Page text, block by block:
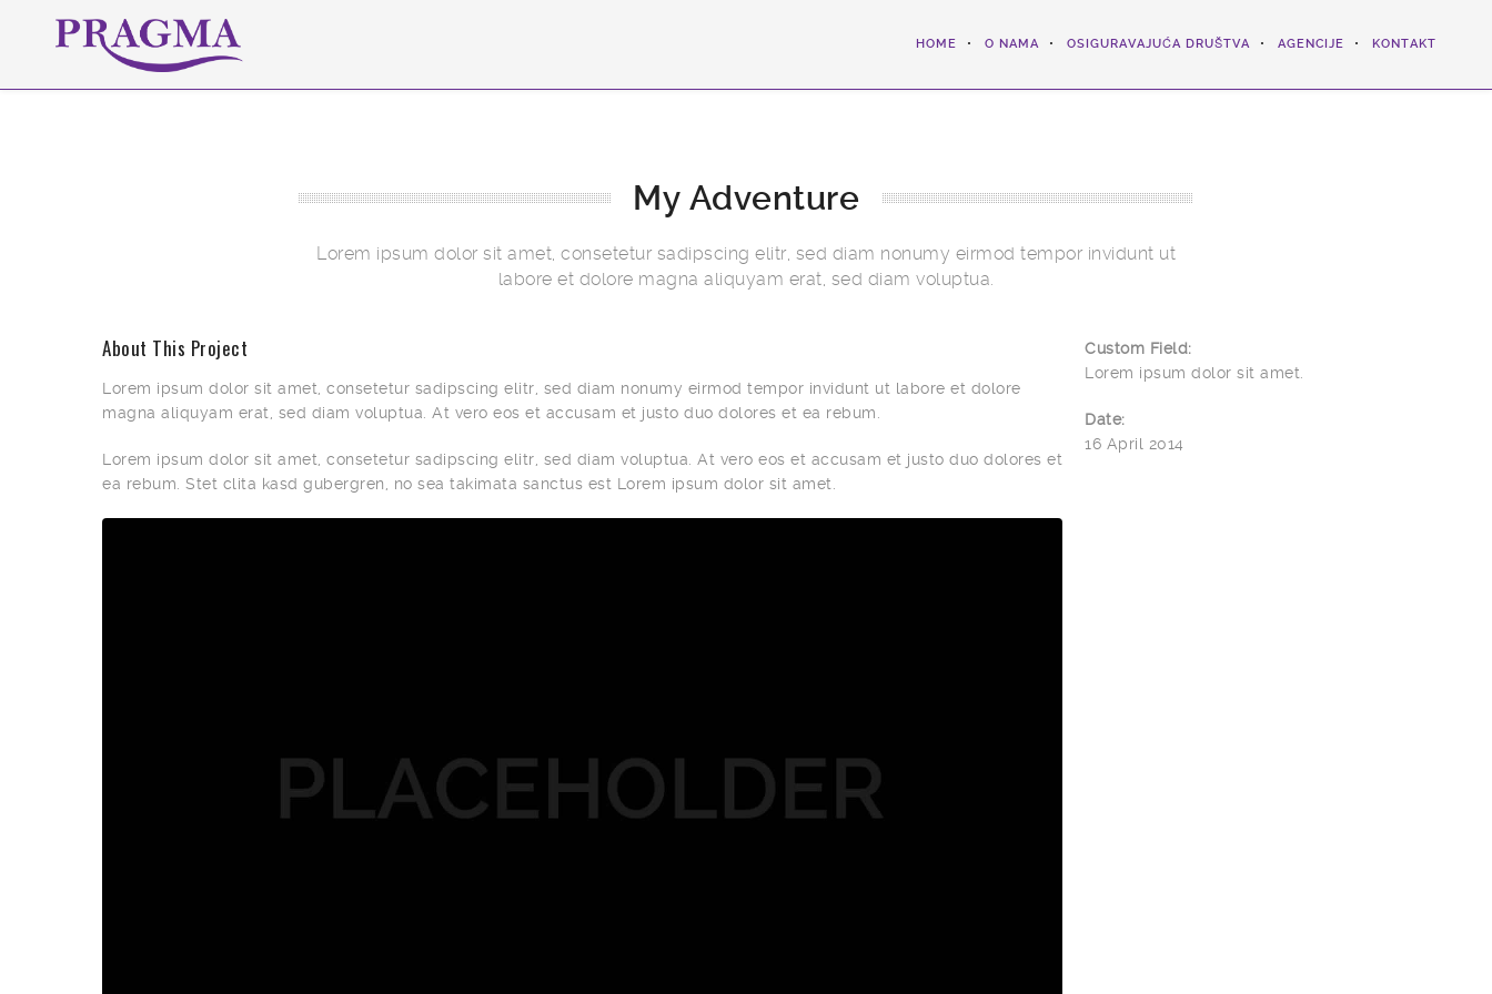
HOME O NAMA OSIGURAVAJUĆA DRUŠTVA AGENCIJE KONTAKT
My Adventure
Lorem ipsum dolor sit amet, consetetur sadipscing elitr, sed diam nonumy eirmod tempor invidunt ut
labore et dolore magna aliquyam erat, sed diam voluptua.
About This Project
Lorem ipsum dolor sit amet, consetetur sadipscing elitr, sed diam nonumy eirmod tempor invidunt ut labore et dolore
magna aliquyam erat, sed diam voluptua. At vero eos et accusam et justo duo dolores et ea rebum.
Lorem ipsum dolor sit amet, consetetur sadipscing elitr, sed diam voluptua. At vero eos et accusam et justo duo dolores et
ea rebum. Stet clita kasd gubergren, no sea takimata sanctus est Lorem ipsum dolor sit amet.
Custom Field:
Lorem ipsum dolor sit amet.
Date:
16 April 2014